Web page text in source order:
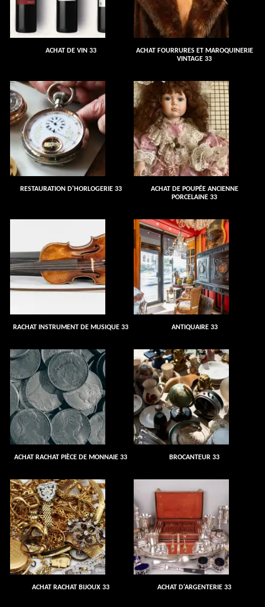
ACHAT DE VIN 33
ACHAT FOURRURES ET MAROQUINERIE
VINTAGE 33
RESTAURATION D'HORLOGERIE 33
ACHAT DE POUPÉE ANCIENNE
PORCELAINE 33
RACHAT INSTRUMENT DE MUSIQUE 33 ANTIQUAIRE 33
ACHAT RACHAT PIÈCE DE MONNAIE 33 BROCANTEUR 33
ACHAT RACHAT BIJOUX 33 ACHAT D'ARGENTERIE 33